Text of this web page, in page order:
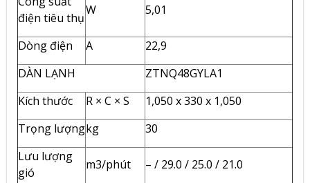
điện tiêu thụ
W 5,01
Dòng điện A
22,9
DÀN LẠNH
ZTNQ48GYLA1
Kích thước
R × C × S
1,050 x 330 x 1,050
Trọng lượngkg
30
Lưu lượng
gió
m3/phút – / 29.0 / 25.0 / 21.0